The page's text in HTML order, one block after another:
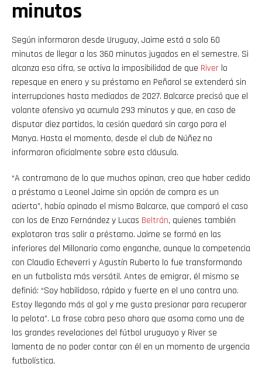
minutos
Según informaron desde Uruguay, Jaime está a solo 60
minutos de llegar a los 360 minutos jugados en el semestre. Si
alcanza esa cifra, se activa la imposibilidad de que River lo
repesque en enero y su préstamo en Peñarol se extenderá sin
interrupciones hasta mediados de 2027. Balcarce precisó que el
volante ofensivo ya acumula 293 minutos y que, en caso de
disputar diez partidos, la cesión quedará sin cargo para el
Manya. Hasta el momento, desde el club de Núñez no
informaron oficialmente sobre esta cláusula.
“A contramano de lo que muchos opinan, creo que haber cedido
a préstamo a Leonel Jaime sin opción de compra es un
acierto”, había opinado el mismo Balcarce, que comparó el caso
con los de Enzo Fernández y Lucas Beltrán, quienes también
explotaron tras salir a préstamo. Jaime se formó en las
inferiores del Millonario como enganche, aunque la competencia
con Claudio Echeverri y Agustín Ruberto lo fue transformando
en un futbolista más versátil. Antes de emigrar, él mismo se
definió: “Soy habilidoso, rápido y fuerte en el uno contra uno.
Estoy llegando más al gol y me gusta presionar para recuperar
la pelota”. La frase cobra peso ahora que asoma como una de
las grandes revelaciones del fútbol uruguayo y River se
lamenta de no poder contar con él en un momento de urgencia
futbolística.